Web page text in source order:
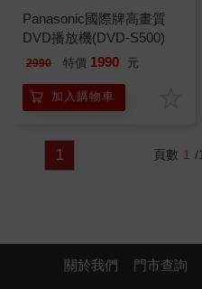
Panasonic國際牌高畫質
DVD播放機(DVD-S500)
2990 特價 1990 元
加入購物車
1 頁數 1 /
關於我們 門市查詢